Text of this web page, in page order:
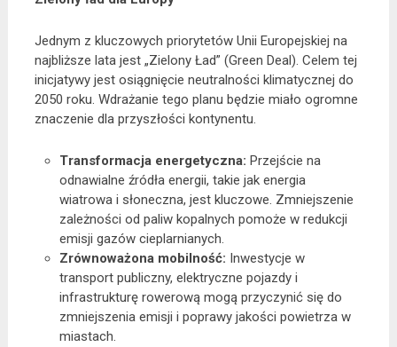
Jednym z kluczowych priorytetów Unii Europejskiej na
najbliższe lata jest „Zielony Ład” (Green Deal). Celem tej
inicjatywy jest osiągnięcie neutralności klimatycznej do
2050 roku. Wdrażanie tego planu będzie miało ogromne
znaczenie dla przyszłości kontynentu.
Transformacja energetyczna: Przejście na
odnawialne źródła energii, takie jak energia
wiatrowa i słoneczna, jest kluczowe. Zmniejszenie
zależności od paliw kopalnych pomoże w redukcji
emisji gazów cieplarnianych.
Zrównoważona mobilność: Inwestycje w
transport publiczny, elektryczne pojazdy i
infrastrukturę rowerową mogą przyczynić się do
zmniejszenia emisji i poprawy jakości powietrza w
miastach.